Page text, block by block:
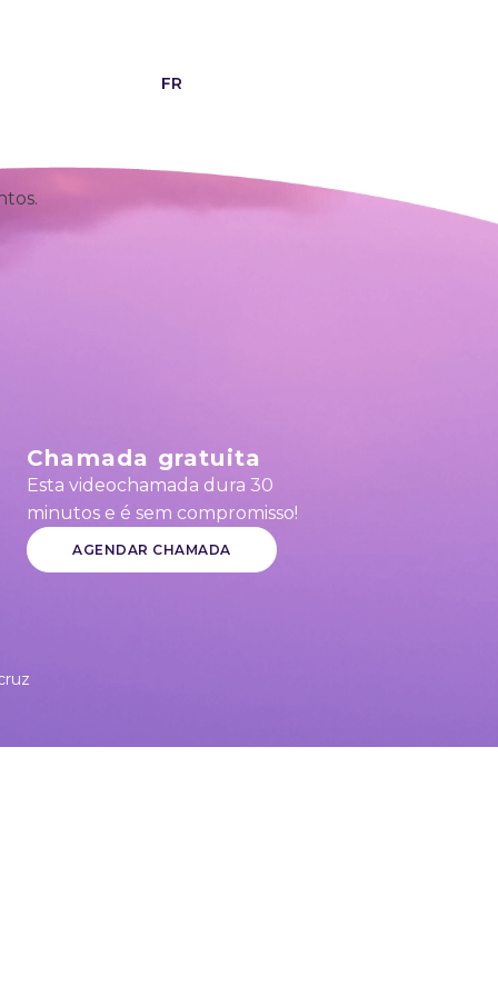
FR
Chamada gratuita
Esta videochamada dura 30
minutos e é sem compromisso!
AGENDAR CHAMADA